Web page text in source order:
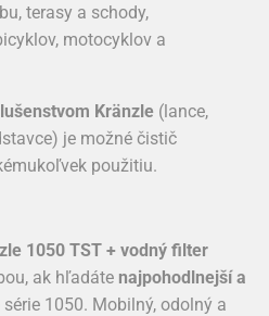
terasy a schody,
motocyklov a
Kränzle (lance,
je možné čistič
použitiu.
1050 TST + vodný filter
ak hľadáte najpohodlnejší a
série 1050. Mobilný, odolný a